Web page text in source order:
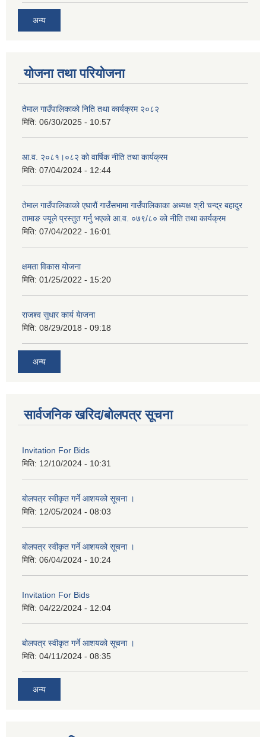
अन्य
योजना तथा परियोजना
तेमाल गाउँपालिकाको निति तथा कार्यक्रम २०८२
मिति: 06/30/2025 - 10:57
आ.व. २०८१।०८२ को वार्षिक नीति तथा कार्यक्रम
मिति: 07/04/2024 - 12:44
तेमाल गाउँपालिकाको एघारौं गाउँसभामा गाउँपालिकाका अध्यक्ष श्री चन्द्र बहादुर
तामाङ ज्यूले प्रस्तुत गर्नु भएको आ.व. ०७९/८० को नीति तथा कार्यक्रम
मिति: 07/04/2022 - 16:01
क्षमता विकास योजना
मिति: 01/25/2022 - 15:20
राजश्व सुधार कार्य येाजना
मिति: 08/29/2018 - 09:18
अन्य
सार्वजनिक खरिद/बोलपत्र सूचना
Invitation For Bids
मिति: 12/10/2024 - 10:31
बोलपत्र स्वीकृत गर्ने आशयको सूचना ।
मिति: 12/05/2024 - 08:03
बोलपत्र स्वीकृत गर्ने आशयको सूचना ।
मिति: 06/04/2024 - 10:24
Invitation For Bids
मिति: 04/22/2024 - 12:04
बोलपत्र स्वीकृत गर्ने आशयको सूचना ।
मिति: 04/11/2024 - 08:35
अन्य